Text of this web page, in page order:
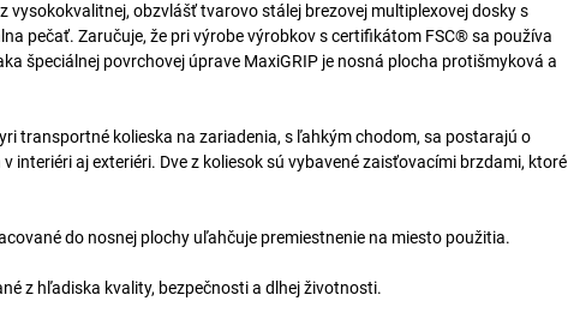
obzvlášť tvarovo stálej brezovej multiplexovej dosky s
pečať. Zaručuje, že pri výrobe výrobkov s certifikátom FSC® sa používa
špeciálnej povrchovej úprave MaxiGRIP je nosná plocha protišmyková a
transportné kolieska na zariadenia, s ľahkým chodom, sa postarajú o
aj exteriéri. Dve z koliesok sú vybavené zaisťovacími brzdami, ktoré
do nosnej plochy uľahčuje premiestnenie na miesto použitia.
z hľadiska kvality, bezpečnosti a dlhej životnosti.